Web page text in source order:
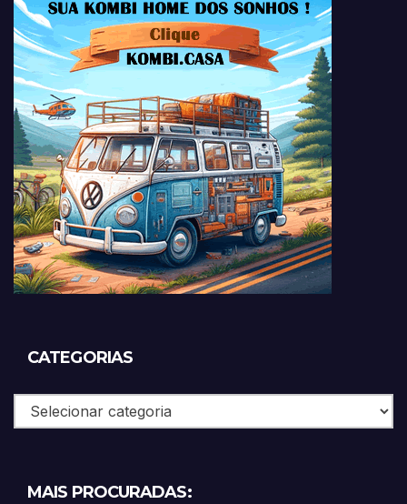
CATEGORIAS
Categorias
MAIS PROCURADAS: